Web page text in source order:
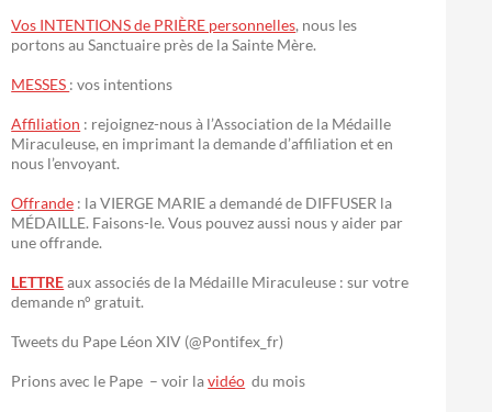
Vos INTENTIONS de PRIÈRE personnelles, nous les
portons au Sanctuaire près de la Sainte Mère.
MESSES : vos intentions
Affiliation : rejoignez-nous à l’Association de la Médaille
Miraculeuse, en imprimant la demande d’affiliation et en
nous l’envoyant.
Offrande : la VIERGE MARIE a demandé de DIFFUSER la
MÉDAILLE. Faisons-le. Vous pouvez aussi nous y aider par
une offrande.
LETTREaux associés de la Médaille Miraculeuse : sur votre
demande n° gratuit.
Tweets du Pape Léon XIV (@Pontifex_fr)
Prions avec le Pape – voir lavidéo du mois